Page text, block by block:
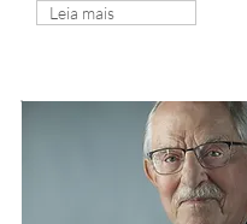
mas inspiradas pela mesma
Serra Gaúcha. O evento
sensorial que conecta
Leia mais